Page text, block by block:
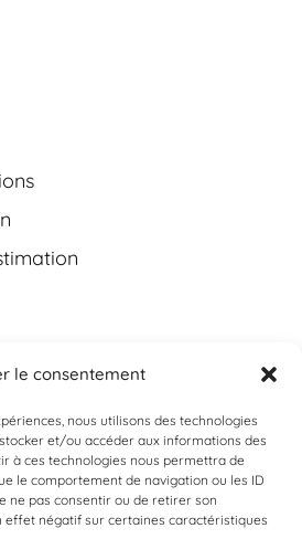
le consentement
nous utilisons des technologies
et/ou accéder aux informations des
à ces technologies nous permettra de
le comportement de navigation ou les ID
ne pas consentir ou de retirer son
effet négatif sur certaines caractéristiques
Langlois, Salaberry-de-
you're looking for?